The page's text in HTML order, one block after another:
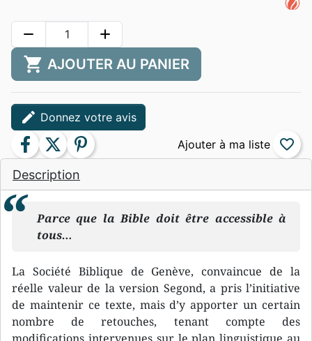
Description
Parce que la Bible doit être accessible à
tous…
La Société Biblique de Genève, convaincue de la
réelle valeur de la version Segond, a pris l’initiative
de maintenir ce texte, mais d’y apporter un certain
nombre de retouches, tenant compte des
remove add
shopping_cart AJOUTER AU PANIER
edit Donnez votre avis
facebook twitter pinterest favorite_border